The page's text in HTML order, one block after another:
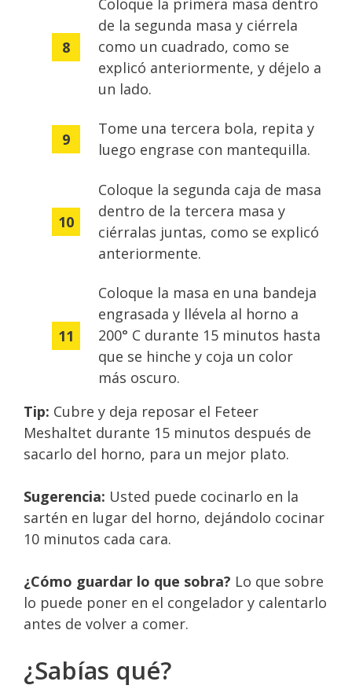
Coloque la primera masa dentro
de la segunda masa y ciérrela
como un cuadrado, como se
explicó anteriormente, y déjelo a
un lado.
Tome una tercera bola, repita y
luego engrase con mantequilla.
Coloque la segunda caja de masa
dentro de la tercera masa y
ciérralas juntas, como se explicó
anteriormente.
Coloque la masa en una bandeja
engrasada y llévela al horno a
200° C durante 15 minutos hasta
que se hinche y coja un color
más oscuro.
Tip: Cubre y deja reposar el Feteer
Meshaltet durante 15 minutos después de
sacarlo del horno, para un mejor plato.
Sugerencia: Usted puede cocinarlo en la
sartén en lugar del horno, dejándolo cocinar
10 minutos cada cara.
¿Cómo guardar lo que sobra? Lo que sobre
lo puede poner en el congelador y calentarlo
antes de volver a comer.
¿Sabías qué?